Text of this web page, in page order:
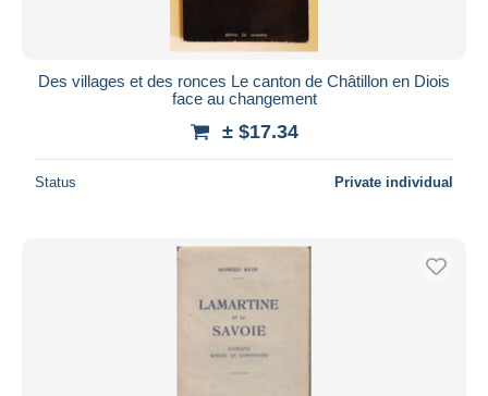
Des villages et des ronces Le canton de Châtillon en Diois
face au changement
± $17.34
Status Private individual